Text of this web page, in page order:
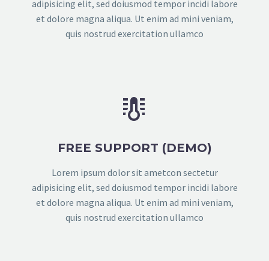
adipisicing elit, sed doiusmod tempor incidi labore
et dolore magna aliqua. Ut enim ad mini veniam,
quis nostrud exercitation ullamco


FREE SUPPORT (DEMO)
Lorem ipsum dolor sit ametcon sectetur
adipisicing elit, sed doiusmod tempor incidi labore
et dolore magna aliqua. Ut enim ad mini veniam,
quis nostrud exercitation ullamco